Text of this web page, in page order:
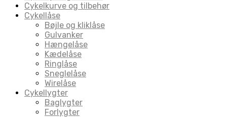
Cykelkurve og tilbehør
Cykellåse
Bøjle og kliklåse
Gulvanker
Hængelåse
Kædelåse
Ringlåse
Sneglelåse
Wirelåse
Cykellygter
Baglygter
Forlygter